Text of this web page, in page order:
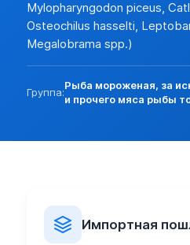
Mylopharyngodon piceus,
Osteochilus hasselti,
Megalobrama spp.)
Группа:
Рыба мороженая, за
и прочего мяса рыбы
Импортная